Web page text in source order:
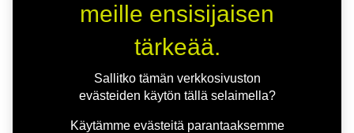
meille ensisijaisen
tärkeää.
Sallitko tämän verkkosivuston
evästeiden käytön tällä selaimella?
Käytämme evästeitä parantaaksemme